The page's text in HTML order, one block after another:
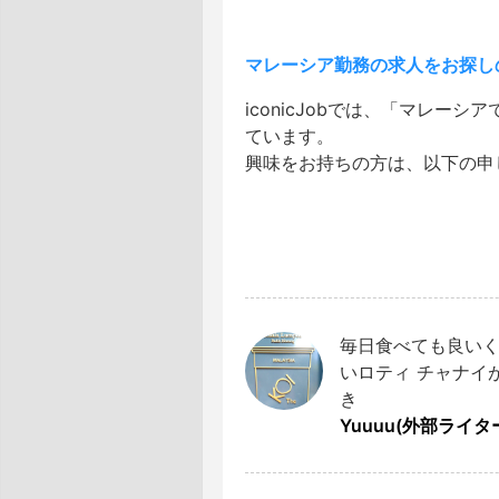
マレーシア勤務の求人をお探
iconicJobでは、「マレーシア
ています。
興味をお持ちの方は、以下の
毎日食べても良い
いロティ チャナイ
き
Yuuuu(外部ライタ